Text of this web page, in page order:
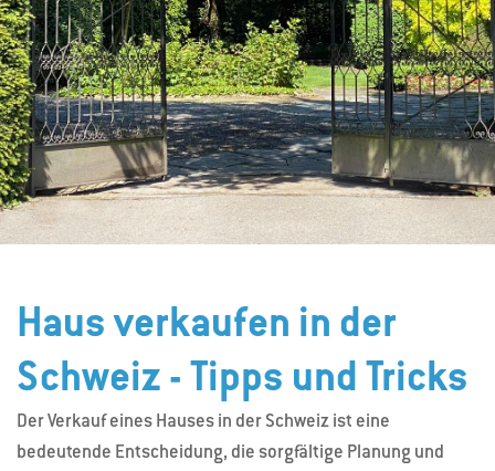
Haus verkaufen in der
Schweiz - Tipps und Tricks
Der Verkauf eines Hauses in der Schweiz ist eine
bedeutende Entscheidung, die sorgfältige Planung und